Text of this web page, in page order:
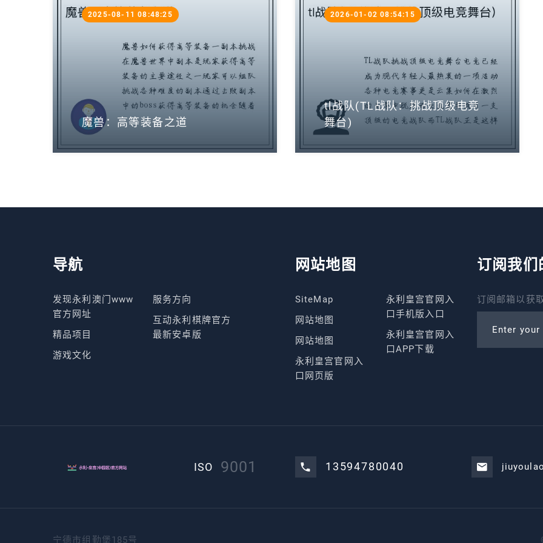
魔兽：高等装备之道
2025-08-11 08:48:25
tl战队(TL战队：挑战顶级电竞
舞台)
2026-01-02 08:54:15
导航
发现永利澳门www
官方网址
精品项目
游戏文化
服务方向
互动永利棋牌官方
最新安卓版
网站地图
SiteMap
网站地图
网站地图
永利皇宫官网入
口网页版
永利皇宫官网入
口手机版入口
永利皇宫官网入
口APP下载
订阅我们
订阅邮箱以获
Enter your
ISO 9001 13594780040
宁德市组勤堡185号